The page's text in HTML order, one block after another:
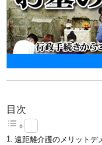
目次
遠距離介護のメリットデ